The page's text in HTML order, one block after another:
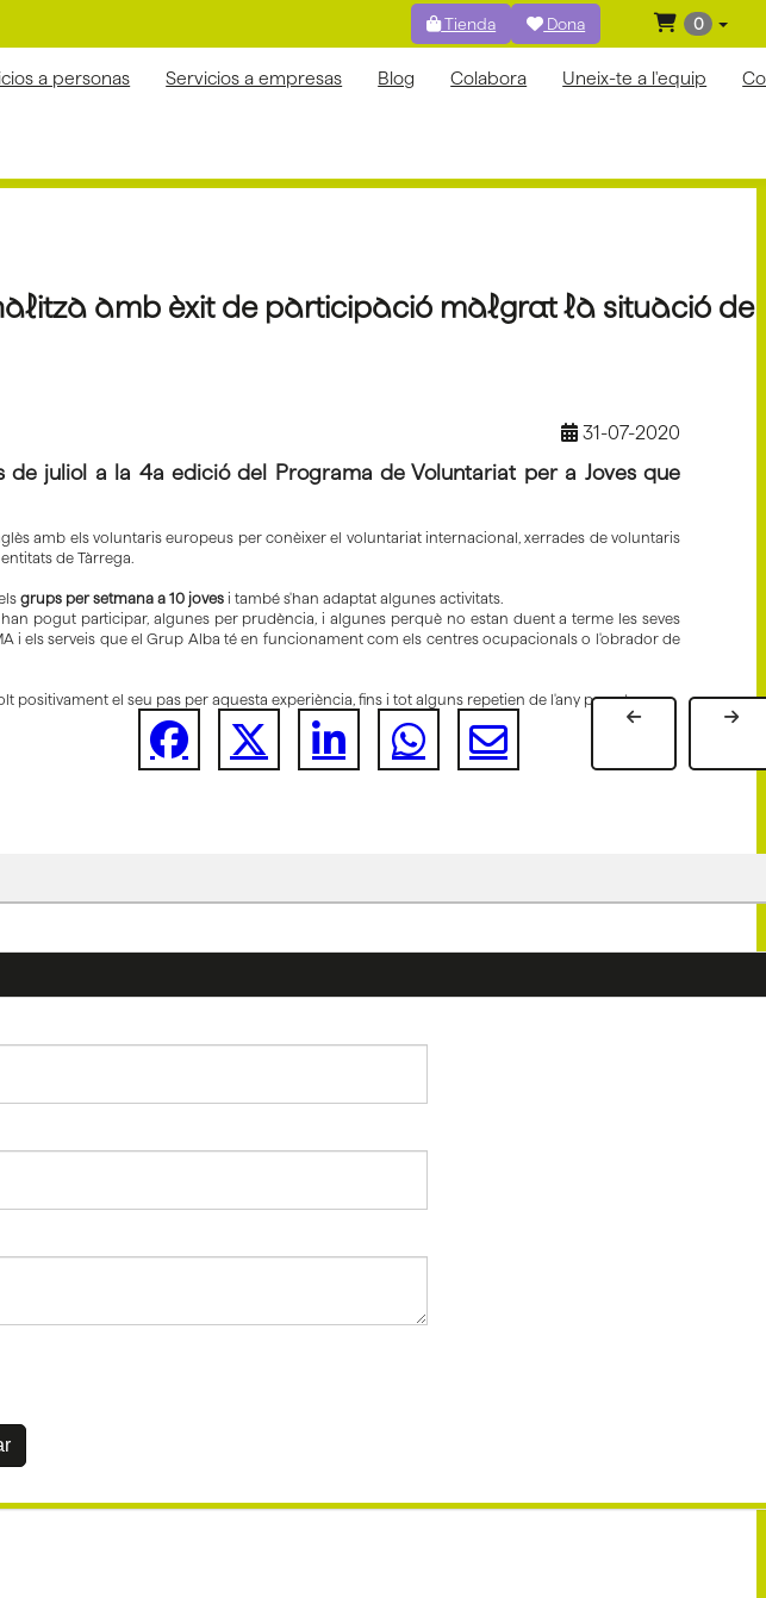
Tienda Dona 0
a personas Servicios a empresas Blog Colabora Uneix-te a l'equip
amb èxit de participació malgrat la situació de
31-07-2020
juliol a la 4a edició del Programa de Voluntariat per a Joves que
amb els voluntaris europeus per conèixer el voluntariat internacional, xerrades de voluntaris
de Tàrrega.
grups per setmana a 10 joves i també s'han adaptat algunes activitats.
pogut participar, algunes per prudència, i algunes perquè no estan duent a terme les seves
i els serveis que el Grup Alba té en funcionament com els centres ocupacionals o l'obrador de
positivament el seu pas per aquesta experiència, fins i tot alguns repetien de l'any passat.